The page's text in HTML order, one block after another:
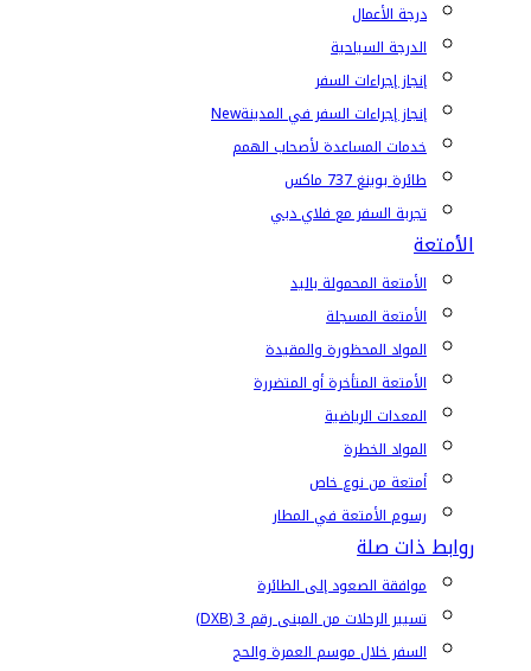
درجة الأعمال
الدرجة السياحية
إنجاز إجراءات السفر
إنجاز إجراءات السفر في المدينةNew
خدمات المساعدة لأصحاب الهمم
طائرة بوينغ 737 ماكس
تجربة السفر مع فلاي دبي
الأمتعة
الأمتعة المحمولة باليد
الأمتعة المسجلة
المواد المحظورة والمقيدة
الأمتعة المتأخرة أو المتضررة
المعدات الرياضية
المواد الخطرة
أمتعة من نوع خاص
رسوم الأمتعة في المطار
روابط ذات صلة
موافقة الصعود إلى الطائرة
تسيير الرحلات من المبنى رقم 3 (DXB)
السفر خلال موسم العمرة والحج